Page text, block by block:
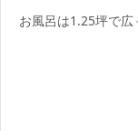
お風呂は1.25坪で